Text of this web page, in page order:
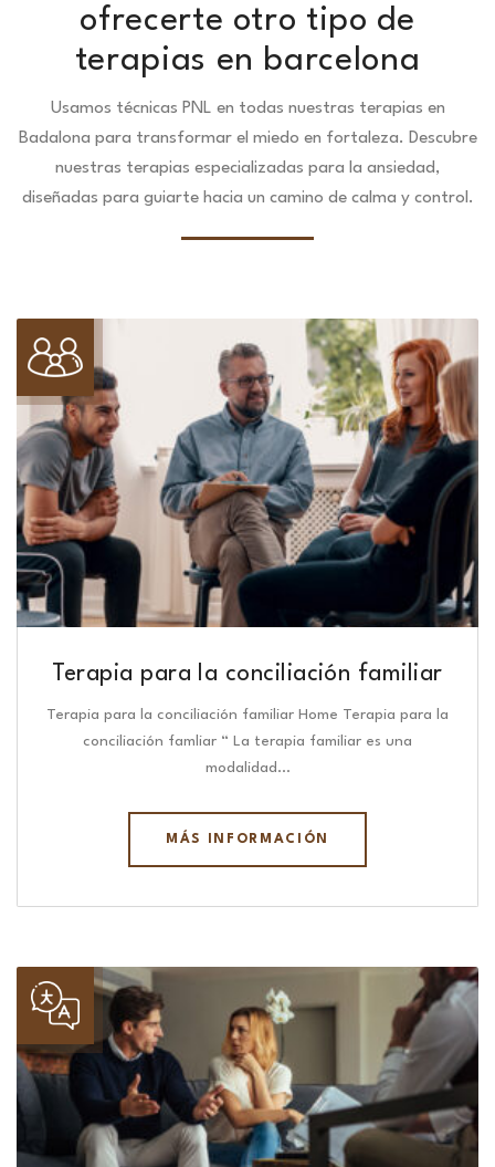
ofrecerte otro tipo de
terapias en barcelona
Usamos técnicas PNL en todas nuestras terapias en
Badalona para transformar el miedo en fortaleza. Descubre
nuestras terapias especializadas para la ansiedad,
diseñadas para guiarte hacia un camino de calma y control.
Terapia para la conciliación familiar
Terapia para la conciliación familiar Home Terapia para la
conciliación famliar “ La terapia familiar es una
modalidad…
MÁS INFORMACIÓN